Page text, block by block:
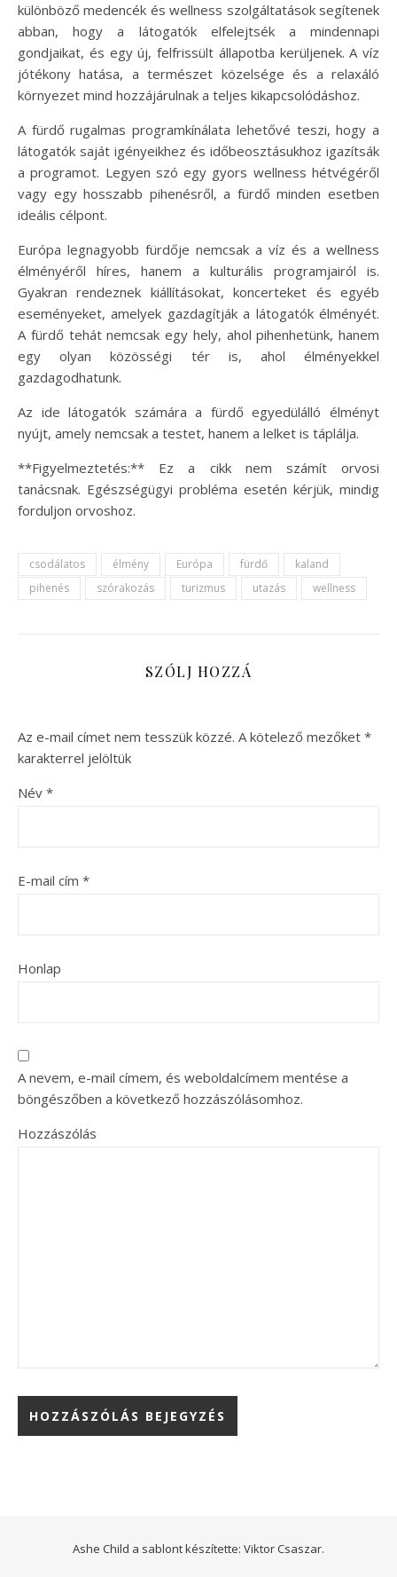
különböző medencék és wellness szolgáltatások segítenek
abban, hogy a látogatók elfelejtsék a mindennapi
gondjaikat, és egy új, felfrissült állapotba kerüljenek. A víz
jótékony hatása, a természet közelsége és a relaxáló
környezet mind hozzájárulnak a teljes kikapcsolódáshoz.
A fürdő rugalmas programkínálata lehetővé teszi, hogy a
látogatók saját igényeikhez és időbeosztásukhoz igazítsák
a programot. Legyen szó egy gyors wellness hétvégéről
vagy egy hosszabb pihenésről, a fürdő minden esetben
ideális célpont.
Európa legnagyobb fürdője nemcsak a víz és a wellness
élményéről híres, hanem a kulturális programjairól is.
Gyakran rendeznek kiállításokat, koncerteket és egyéb
eseményeket, amelyek gazdagítják a látogatók élményét.
A fürdő tehát nemcsak egy hely, ahol pihenhetünk, hanem
egy olyan közösségi tér is, ahol élményekkel
gazdagodhatunk.
Az ide látogatók számára a fürdő egyedülálló élményt
nyújt, amely nemcsak a testet, hanem a lelket is táplálja.
**Figyelmeztetés:** Ez a cikk nem számít orvosi
tanácsnak. Egészségügyi probléma esetén kérjük, mindig
forduljon orvoshoz.
csodálatos élmény Európa fürdő
kaland
pihenés
szórakozás turizmus utazás wellness
SZÓLJ HOZZÁ
Az e-mail címet nem tesszük közzé. A kötelező mezőket *
karakterrel jelöltük
Név *
E-mail cím *
Honlap
A nevem, e-mail címem, és weboldalcímem mentése a
böngészőben a következő hozzászólásomhoz.
Hozzászólás
Ashe Child a sablont készítette: Viktor Csaszar.